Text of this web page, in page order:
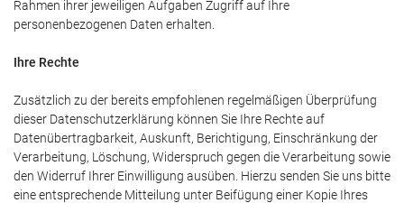
Rahmen ihrer jeweiligen Aufgaben Zugriff auf Ihre
personenbezogenen Daten erhalten.
Ihre Rechte
Zusätzlich zu der bereits empfohlenen regelmäßigen Überprüfung
dieser Datenschutzerklärung können Sie Ihre Rechte auf
Datenübertragbarkeit, Auskunft, Berichtigung, Einschränkung der
Verarbeitung, Löschung, Widerspruch gegen die Verarbeitung sowie
den Widerruf Ihrer Einwilligung ausüben. Hierzu senden Sie uns bitte
eine entsprechende Mitteilung unter Beifügung einer Kopie Ihres